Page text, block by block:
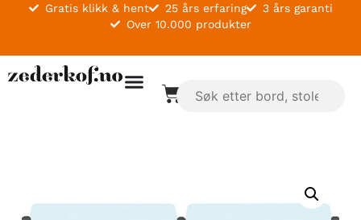
Gratis klikk & hent 25 års erfaring
3 års garanti
Over 10.000 produkter